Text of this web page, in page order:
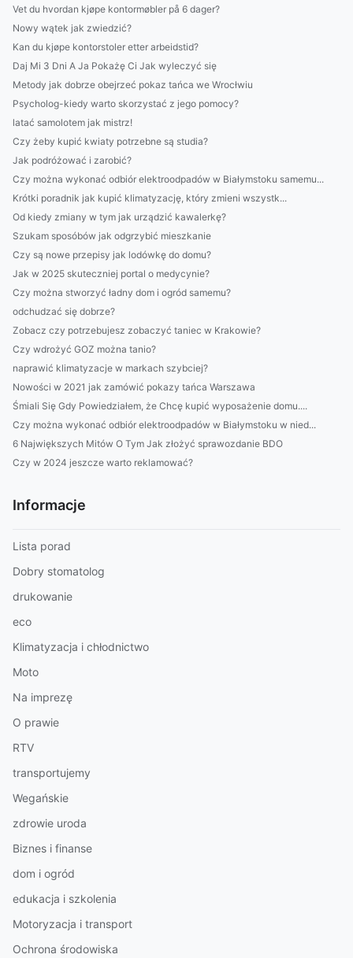
Vet du hvordan kjøpe kontormøbler på 6 dager?
Nowy wątek jak zwiedzić?
Kan du kjøpe kontorstoler etter arbeidstid?
Daj Mi 3 Dni A Ja Pokażę Ci Jak wyleczyć się
Metody jak dobrze obejrzeć pokaz tańca we Wrocłwiu
Psycholog-kiedy warto skorzystać z jego pomocy?
latać samolotem jak mistrz!
Czy żeby kupić kwiaty potrzebne są studia?
Jak podróżować i zarobić?
Czy można wykonać odbiór elektroodpadów w Białymstoku samemu...
Krótki poradnik jak kupić klimatyzację, który zmieni wszystk...
Od kiedy zmiany w tym jak urządzić kawalerkę?
Szukam sposóbów jak odgrzybić mieszkanie
Czy są nowe przepisy jak lodówkę do domu?
Jak w 2025 skuteczniej portal o medycynie?
Czy można stworzyć ładny dom i ogród samemu?
odchudzać się dobrze?
Zobacz czy potrzebujesz zobaczyć taniec w Krakowie?
Czy wdrożyć GOZ można tanio?
naprawić klimatyzacje w markach szybciej?
Nowości w 2021 jak zamówić pokazy tańca Warszawa
Śmiali Się Gdy Powiedziałem, że Chcę kupić wyposażenie domu....
Czy można wykonać odbiór elektroodpadów w Białymstoku w nied...
6 Największych Mitów O Tym Jak złożyć sprawozdanie BDO
Czy w 2024 jeszcze warto reklamować?
Informacje
Lista porad
Dobry stomatolog
drukowanie
eco
Klimatyzacja i chłodnictwo
Moto
Na imprezę
O prawie
RTV
transportujemy
Wegańskie
zdrowie uroda
Biznes i finanse
dom i ogród
edukacja i szkolenia
Motoryzacja i transport
Ochrona środowiska